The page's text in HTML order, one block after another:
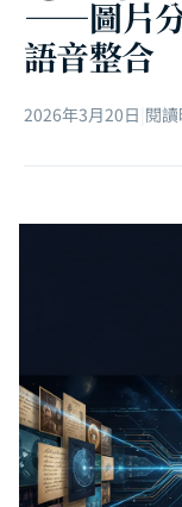
——圖片分
語音整合
2026年3月20日 閱